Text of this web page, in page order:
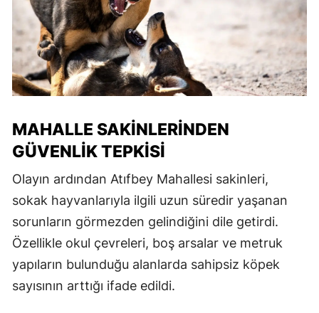
MAHALLE SAKINLERINDEN
GÜVENLIK TEPKISI
Olayın ardından Atıfbey Mahallesi sakinleri,
sokak hayvanlarıyla ilgili uzun süredir yaşanan
sorunların görmezden gelindiğini dile getirdi.
Özellikle okul çevreleri, boş arsalar ve metruk
yapıların bulunduğu alanlarda sahipsiz köpek
sayısının arttığı ifade edildi.